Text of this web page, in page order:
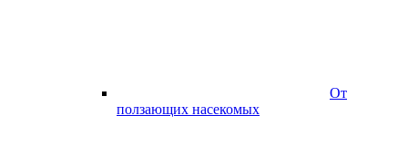
От
ползающих насекомых